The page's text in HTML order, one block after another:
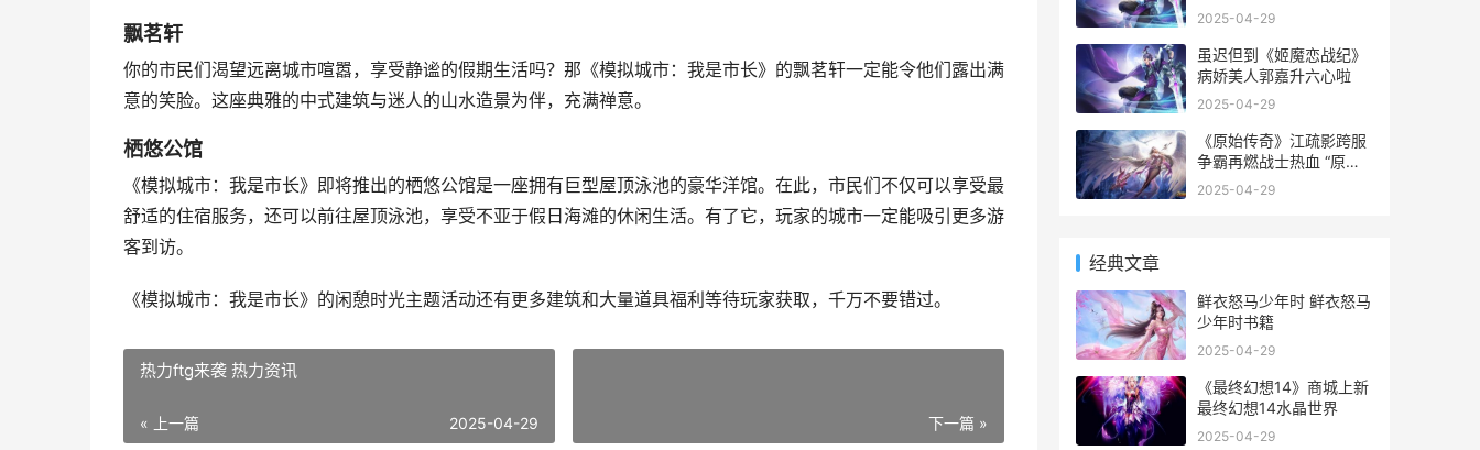
飘茗轩
你的市民们渴望远离城市喧嚣，享受静谧的假期生活吗？那《模拟城市：我是市长》的飘茗轩一定能令他们露出满
意的笑脸。这座典雅的中式建筑与迷人的山水造景为伴，充满禅意。
栖悠公馆
《模拟城市：我是市长》即将推出的栖悠公馆是一座拥有巨型屋顶泳池的豪华洋馆。在此，市民们不仅可以享受最
舒适的住宿服务，还可以前往屋顶泳池，享受不亚于假日海滩的休闲生活。有了它，玩家的城市一定能吸引更多游
客到访。
《模拟城市：我是市长》的闲憩时光主题活动还有更多建筑和大量道具福利等待玩家获取，千万不要错过。
热力ftg来袭 热力资讯
« 上一篇 2025-04-29 下一篇 »
2025-04-29
虽迟但到《姬魔恋战纪》
病娇美人郭嘉升六心啦
2025-04-29
《原始传奇》江疏影跨服
争霸再燃战士热血 “原始
传奇”
2025-04-29
经典文章
鲜衣怒马少年时 鲜衣怒马
少年时书籍
2025-04-29
《最终幻想14》商城上新
最终幻想14水晶世界
2025-04-29